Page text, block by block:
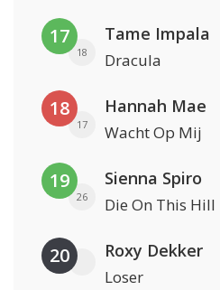
17
18
Tame Impala
Dracula
18
17
Hannah Mae
Wacht Op Mij
19
26
Sienna Spiro
Die On This Hill
20 Roxy Dekker
Loser